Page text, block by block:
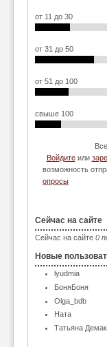
от 11 до 30
от 31 до 50
от 51 до 100
свыше 100
Войдитеили
возможность
опросы
Сейчас на сайте
Сейчас на сайте 0
Новые
lyudmia
БоняБоня
Olga_bdb
Ната
Татьяна